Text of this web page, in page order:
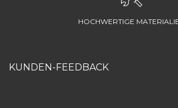
HOCHWERTIGE
KUNDEN-FEEDBACK